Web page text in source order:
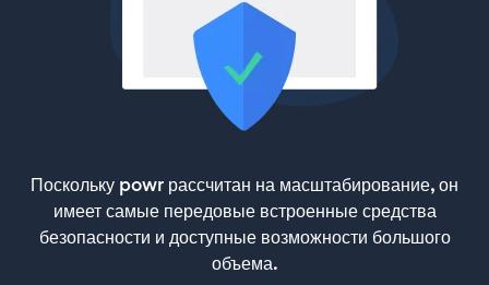
Поскольку powr рассчитан на масштабирование, он
имеет самые передовые встроенные средства
безопасности и доступные возможности большого
объема.